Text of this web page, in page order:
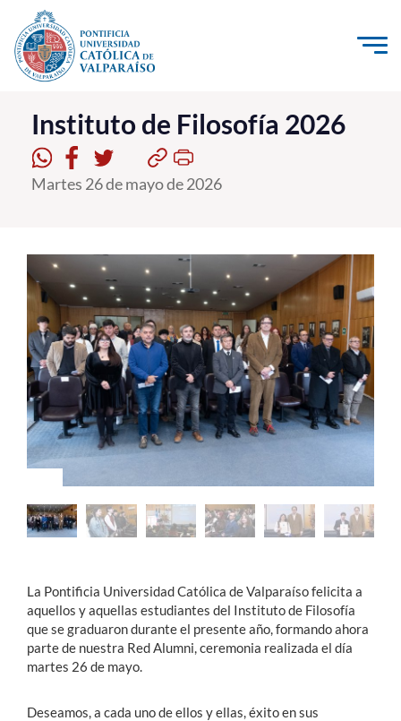
Click acá para ir directamente al contenido
La Universidad
Investigación, Creación e Innovación
PUCV Internacional
Admisión
Pregrado
Postgrado
Formación Continua
Estudiantes
Académicos
Funcionarios
English
Instituto de Filosofía 2026
Martes 26 de mayo de 2026
La Pontificia Universidad Católica de Valparaíso felicita a
aquellos y aquellas estudiantes del Instituto de Filosofía
que se graduaron durante el presente año, formando ahora
parte de nuestra Red Alumni, ceremonia realizada el día
martes 26 de mayo.
Deseamos, a cada uno de ellos y ellas, éxito en sus